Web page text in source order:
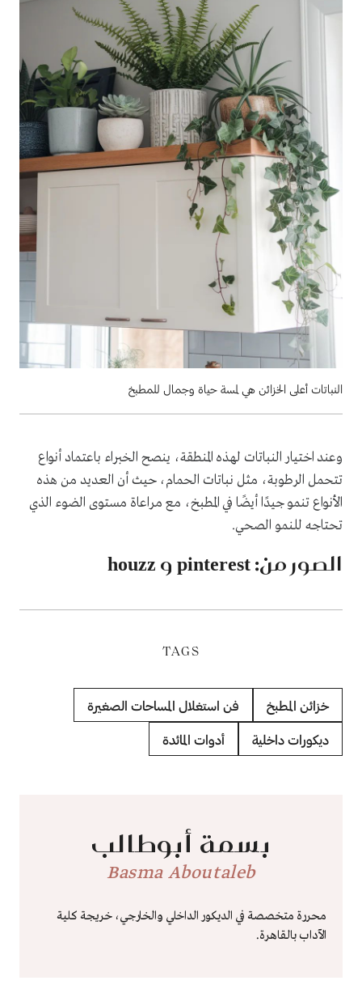
النباتات أعلى الخزائن هي لمسة حياة وجمال للمطبخ
وعند اختيار النباتات لهذه المنطقة، ينصح الخبراء باعتماد أنواع
تتحمل الرطوبة، مثل نباتات الحمام، حيث أن العديد من هذه
الأنواع تنمو جيدًا أيضًا في المطبخ، مع مراعاة مستوى الضوء الذي
تحتاجه للنمو الصحي.
الصور من: pinterest و houzz
TAGS
خزائن المطبخ فن استغلال المساحات الصغيرة
ديكورات داخلية أدوات المائدة
بسمة أبوطالب
Basma Aboutaleb
محررة متخصصة في الديكور الداخلي والخارجي، خريجة كلية
الآداب بالقاهرة.